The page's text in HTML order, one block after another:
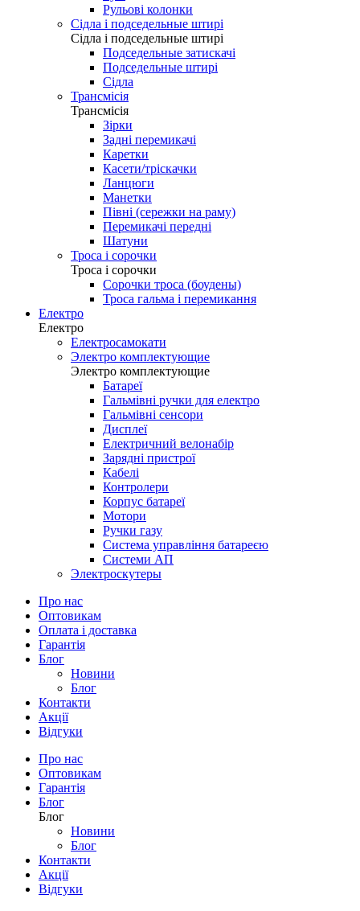
Рульові колонки
Сідла і подседельные штирі
Сідла і подседельные штирі
Подседельные затискачі
Подседельные штирі
Сідла
Трансмісія
Трансмісія
Зірки
Задні перемикачі
Каретки
Касети/тріскачки
Ланцюги
Манетки
Півні (сережки на раму)
Перемикачі передні
Шатуни
Троса і сорочки
Троса і сорочки
Сорочки троса (боудены)
Троса гальма і перемикання
Електро
Електро
Електросамокати
Электро комплектующие
Электро комплектующие
Батареї
Гальмівні ручки для електро
Гальмівні сенсори
Дисплеї
Електричний велонабір
Зарядні пристрої
Кабелі
Контролери
Корпус батареї
Мотори
Ручки газу
Система управління батареєю
Системи АП
Электроскутеры
Про нас
Оптовикам
Оплата і доставка
Гарантія
Блог
Новини
Блог
Контакти
Акції
Відгуки
Про нас
Оптовикам
Гарантія
Блог
Блог
Новини
Блог
Контакти
Акції
Відгуки